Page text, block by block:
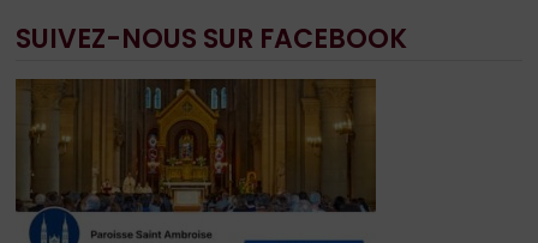
SUIVEZ-NOUS SUR FACEBOOK